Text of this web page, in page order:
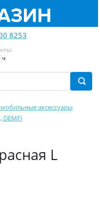
8253
ч
аксессуары
DEMFI
L